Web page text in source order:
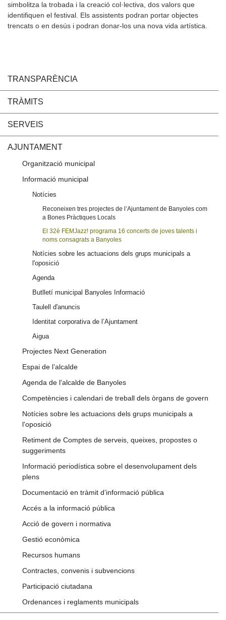
simbolitza la trobada i la creació col·lectiva, dos valors que
identifiquen el festival. Els assistents podran portar objectes
trencats o en desús i podran donar-los una nova vida artística.
TRANSPARÈNCIA
TRÀMITS
SERVEIS
AJUNTAMENT
Organització municipal
Informació municipal
Notícies
Reconeixen tres projectes de l’Ajuntament de Banyoles com
a Bones Pràctiques Locals
El 32è FEMJazz! programa 16 concerts de joves talents i
noms consagrats a Banyoles
Notícies sobre les actuacions dels grups municipals a
l'oposició
Agenda
Butlletí municipal Banyoles Informació
Taulell d'anuncis
Identitat corporativa de l’Ajuntament
Aigua
Projectes Next Generation
Espai de l’alcalde
Agenda de l'alcalde de Banyoles
Competències i calendari de treball dels òrgans de govern
Notícies sobre les actuacions dels grups municipals a
l'oposició
Retiment de Comptes de serveis, queixes, propostes o
suggeriments
Informació periodística sobre el desenvolupament dels
plens
Documentació en tràmit d’informació pública
Accés a la informació pública
Acció de govern i normativa
Gestió econòmica
Recursos humans
Contractes, convenis i subvencions
Participació ciutadana
Ordenances i reglaments municipals